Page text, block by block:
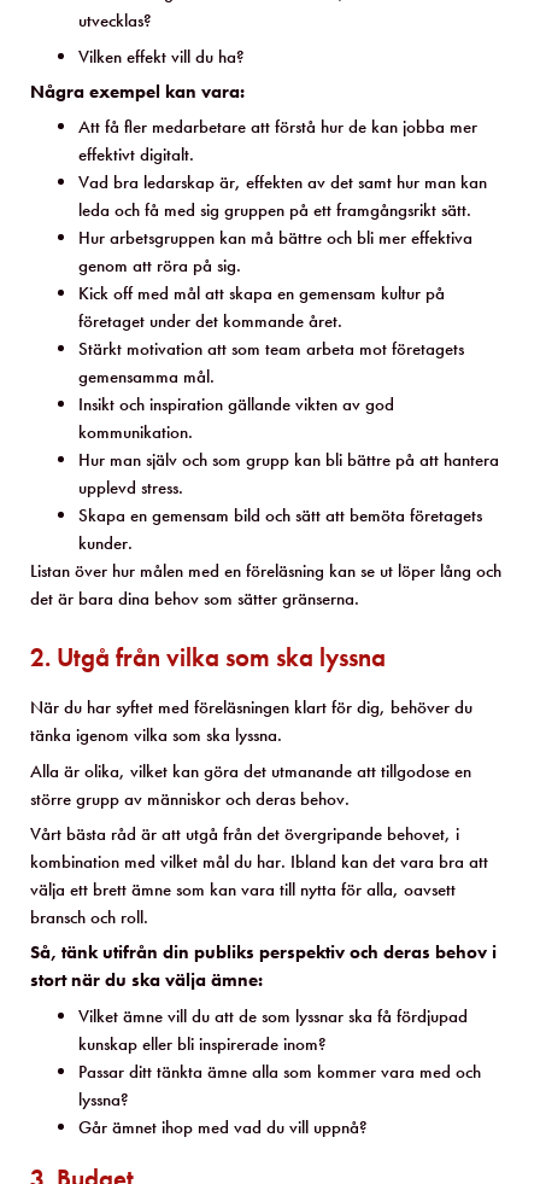
utvecklas?
Vilken effekt vill du ha?
Några exempel kan vara:
Att få fler medarbetare att förstå hur de kan jobba mer
effektivt digitalt.
Vad bra ledarskap är, effekten av det samt hur man kan
leda och få med sig gruppen på ett framgångsrikt sätt.
Hur arbetsgruppen kan må bättre och bli mer effektiva
genom att röra på sig.
Kick off med mål att skapa en gemensam kultur på
företaget under det kommande året.
Stärkt motivation att som team arbeta mot företagets
gemensamma mål.
Insikt och inspiration gällande vikten av god
kommunikation.
Hur man själv och som grupp kan bli bättre på att hantera
upplevd stress.
Skapa en gemensam bild och sätt att bemöta företagets
kunder.
Listan över hur målen med en föreläsning kan se ut löper lång och
det är bara dina behov som sätter gränserna.
2. Utgå från vilka som ska lyssna
När du har syftet med föreläsningen klart för dig, behöver du
tänka igenom vilka som ska lyssna.
Alla är olika, vilket kan göra det utmanande att tillgodose en
större grupp av människor och deras behov.
Vårt bästa råd är att utgå från det övergripande behovet, i
kombination med vilket mål du har. Ibland kan det vara bra att
välja ett brett ämne som kan vara till nytta för alla, oavsett
bransch och roll.
Så, tänk utifrån din publiks perspektiv och deras behov i
stort när du ska välja ämne:
Vilket ämne vill du att de som lyssnar ska få fördjupad
kunskap eller bli inspirerade inom?
Passar ditt tänkta ämne alla som kommer vara med och
lyssna?
Går ämnet ihop med vad du vill uppnå?